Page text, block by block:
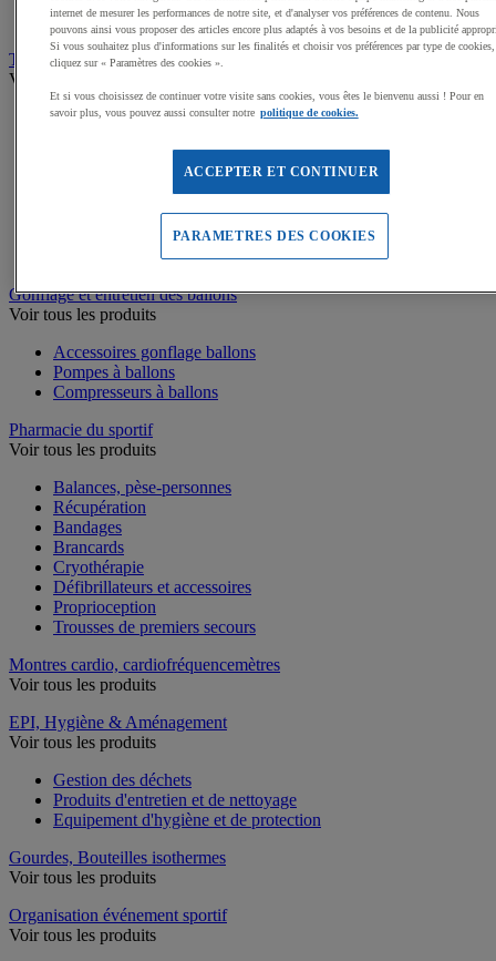
Podiums de sport
Transport et Rangement
Voir tous les produits
Sacs et Filets à ballons
Coffres et malles de rangement
Bacs de rangement
Roll-conteneurs
Armoires de rangement
Rangement Sportif
Gonflage et entretien des ballons
Voir tous les produits
Accessoires gonflage ballons
Pompes à ballons
Compresseurs à ballons
Pharmacie du sportif
Voir tous les produits
Balances, pèse-personnes
Récupération
Bandages
Brancards
Cryothérapie
Défibrillateurs et accessoires
Proprioception
Trousses de premiers secours
Montres cardio, cardiofréquencemètres
Voir tous les produits
EPI, Hygiène & Aménagement
Voir tous les produits
Gestion des déchets
Produits d'entretien et de nettoyage
Equipement d'hygiène et de protection
Gourdes, Bouteilles isothermes
Voir tous les produits
Organisation événement sportif
Voir tous les produits
internet de mesurer les performances de notre site, et d'analyser vos préférences de contenu. Nous
pouvons ainsi vous proposer des articles encore plus adaptés à vos besoins et de la publicité
Si vous souhaitez plus d'informations sur les finalités et choisir vos préférences par type de cookies,
cliquez sur « Paramètres des cookies ».
Et si vous choisissez de continuer votre visite sans cookies, vous êtes le bienvenu aussi ! Pour en
savoir plus, vous pouvez aussi consulter notre politique de cookies.
ACCEPTER ET CONTINUER
PARAMETRES DES COOKIES